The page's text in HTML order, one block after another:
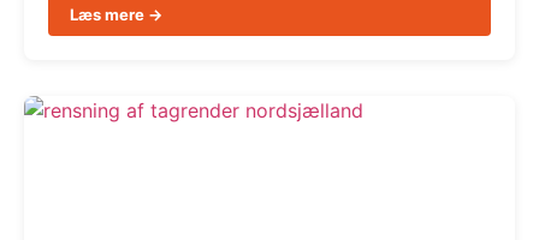
Læs mere →